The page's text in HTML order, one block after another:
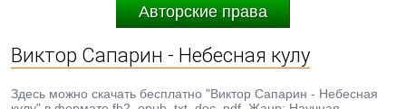
Авторские права
Виктор Сапарин - Небесная кулу
Здесь можно скачать бесплатно "Виктор Сапарин - Небесная